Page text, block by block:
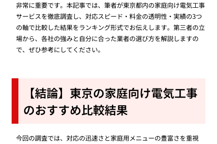
非常に重要です。本記事では、筆者が東京都内の家庭向け電気工事
サービスを徹底調査し、対応スピード・料金の透明性・実績の3つ
の軸で比較した結果をランキング形式でお伝えします。第三者の立
場から、各社の強みと自分に合った業者の選び方を解説しますの
で、ぜひ参考にしてください。
【結論】東京の家庭向け電気工事
のおすすめ比較結果
今回の調査では、対応の迅速さと家庭用メニューの豊富さを重視